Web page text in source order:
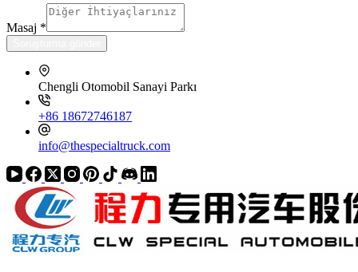
Masaj *
Chengli Otomobil Sanayi Parkı
+86 18672746187
info@thespecialtruck.com